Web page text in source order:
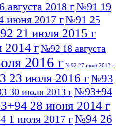
августа 2018 г№91 19
июня 2017 г№91 25
21 июля 2015 г
г№92 18 августа
2016 г №92 27 июля 2013 г
23 июля 2016 г№93
30 июля 2013 г№93+94
28 июня 2014 г
1 июля 2017 г№94 26